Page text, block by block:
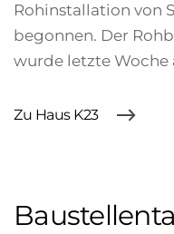
Rohinstallation von
begonnen. Der
wurde letzte Woche
Zu Haus K23